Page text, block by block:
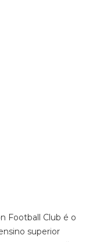
Football Club é o
superior